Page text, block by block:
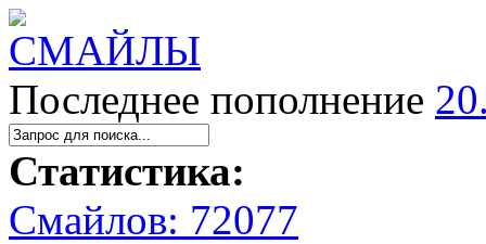
Последнее пополнение
Статистика:
Смайлов: 72077